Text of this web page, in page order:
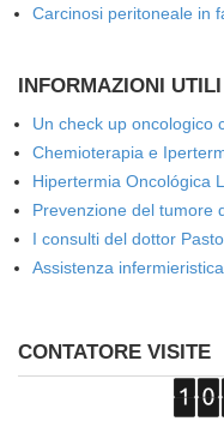
Carcinosi peritoneale in
INFORMAZIONI UTILI
Un check up oncologico
Chemioterapia e
Hipertermia Oncológica
Prevenzione del tumore
I consulti del dottor
Assistenza
CONTATORE VISITE